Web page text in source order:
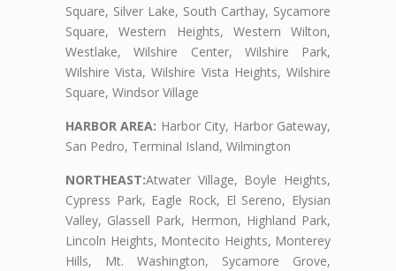
Square, Silver Lake, South Carthay, Sycamore
Square, Western Heights, Western Wilton,
Westlake, Wilshire Center, Wilshire Park,
Wilshire Vista, Wilshire Vista Heights, Wilshire
Square, Windsor Village
HARBOR AREA: Harbor City, Harbor Gateway,
San Pedro, Terminal Island, Wilmington
NORTHEAST:Atwater Village, Boyle Heights,
Cypress Park, Eagle Rock, El Sereno, Elysian
Valley, Glassell Park, Hermon, Highland Park,
Lincoln Heights, Montecito Heights, Monterey
Hills, Mt. Washington, Sycamore Grove,